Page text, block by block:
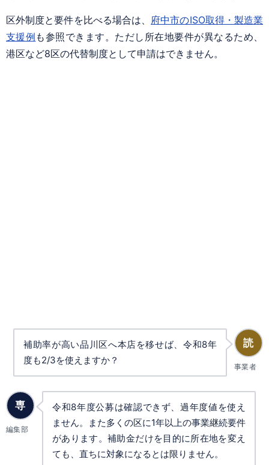
区外制度と要件を比べる場合は、 府中市のISO取得・製造業
支援例 も参照できます。ただし所在地要件が異なるため、
港区など8区の代替制度として申請はできません。
読
事業者
補助率が高い品川区へ本店を移せば、令和8年
度も2/3を使えますか？
専
編集部
令和8年度公募は確認できず、過年度値を使え
ません。また多くの区に1年以上の事業継続要件
があります。補助金だけを目的に所在地を変え
ても、直ちに対象になるとは限りません。